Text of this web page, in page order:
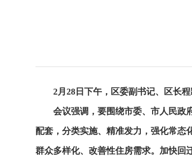
2月28日下午，区委副书记、区长
会议强调，要围绕市委、市人民政
配套， 分类实施、精准发力 ， 强化常态
群众多样化、 改善性住房需求。加快回